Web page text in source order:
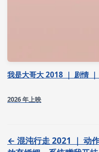
我是大哥大 2018 ｜ 剧情
2026 年上映
← 混沌行走 2021 ｜ 动